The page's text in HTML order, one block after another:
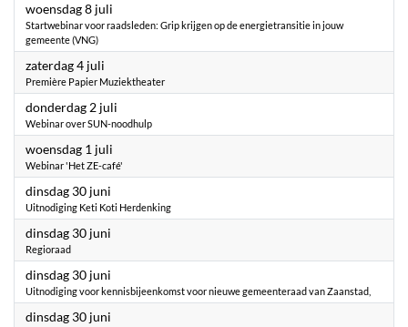
woensdag 8 juli
Startwebinar voor raadsleden: Grip krijgen op de energietransitie in jouw
gemeente (VNG)
zaterdag 4 juli
Première Papier Muziektheater
donderdag 2 juli
Webinar over SUN-noodhulp
woensdag 1 juli
Webinar 'Het ZE-café'
dinsdag 30 juni
Uitnodiging Keti Koti Herdenking
dinsdag 30 juni
Regioraad
dinsdag 30 juni
Uitnodiging voor kennisbijeenkomst voor nieuwe gemeenteraad van Zaanstad,
dinsdag 30 juni